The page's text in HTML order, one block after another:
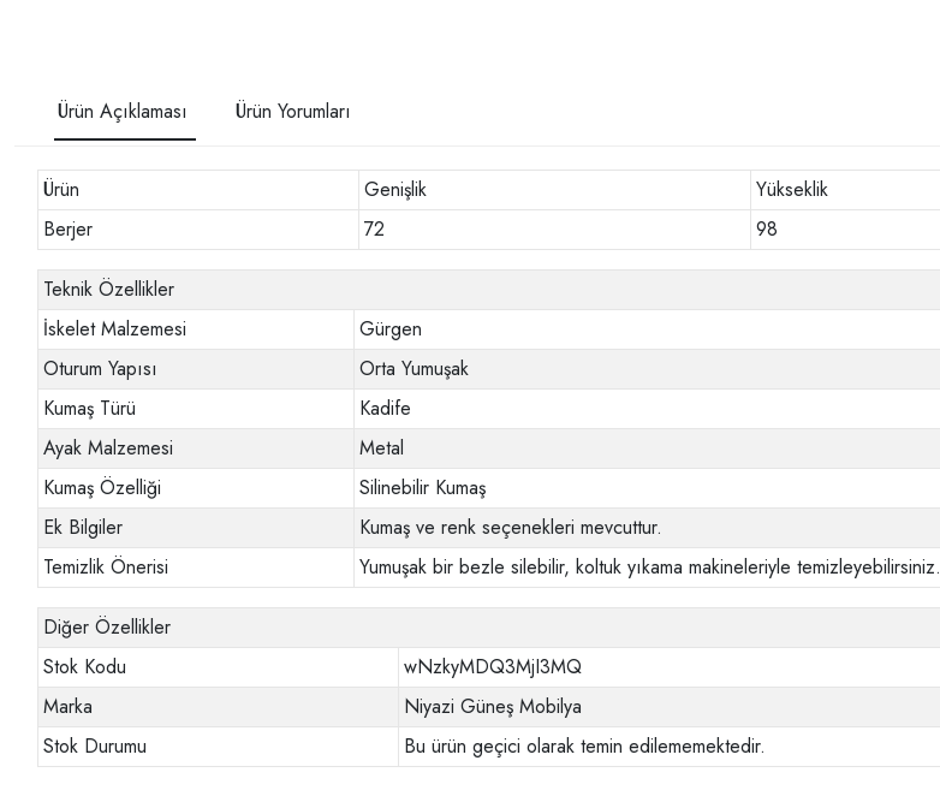
Ürün Açıklaması Ürün Yorumları
Ürün Genişlik Yükseklik
Berjer
72 98
Teknik Özellikler
İskelet Malzemesi
Gürgen
Oturum Yapısı
Orta Yumuşak
Kumaş Türü
Kadife
Ayak Malzemesi
Metal
Kumaş Özelliği
Silinebilir Kumaş
Ek Bilgiler
Kumaş ve renk seçenekleri mevcuttur.
Temizlik Önerisi
Yumuşak bir bezle silebilir, koltuk yıkama makineleriyle temizleyebilirsiniz.
Diğer Özellikler
Stok Kodu
wNzkyMDQ3MjI3MQ
Marka
Niyazi Güneş Mobilya
Stok Durumu
Bu ürün geçici olarak temin edilememektedir.